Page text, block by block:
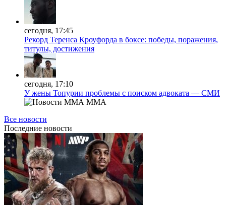
сегодня, 17:45
Рекорд Теренса Кроуфорда в боксе: победы, поражения,
титулы, достижения
сегодня, 17:10
У жены Топурии проблемы с поиском адвоката — СМИ
MMA
Все новости
Последние новости